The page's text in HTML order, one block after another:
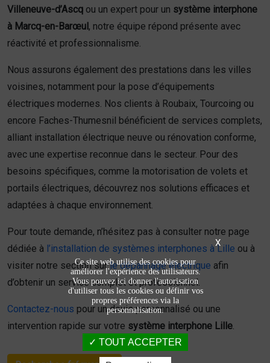
Villeneuve-d’Ascq ou un expert pour un système interphone
à Marcq-en-Barœul , notre équipe répond présente avec
réactivité et professionnalisme.
Nous assurons également des prestations dans les villes
voisines, notamment pour la pose d’équipements
électriques modernes. Nos clients à Roubaix, Tourcoing ou
encore Faches-Thumesnil bénéficient de services complets,
alliant installation électrique neuve ou rénovation conforme,
avec une expertise reconnue dans le secteur. Pour des
besoins spécifiques, comme la motorisation de volets et
portails électriques, découvrez nos solutions efficaces et
adaptées à chaque environnement.
Pour toute demande, n’hésitez pas à consulter notre page
dédiée à l’installation de systèmes interphones à Lille ou à
visiter notre section surle dépannage électrique afin
d’obtenir un service complet et professionnel.
Contactez-nous pour un devis personnalisé ou une
intervention rapide sur votre système interphone Lille
X
Ce site web utilise des cookies pour
améliorer l'expérience des utilisateurs.
Vous pouvez ici donner l'autorisation
d'utiliser tous les cookies ou définir vos
propres préférences via la
personnalisation.
TOUT ACCEPTER